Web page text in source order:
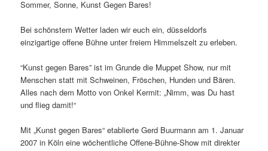
Sommer, Sonne, Kunst Gegen Bares!
Bei schönstem Wetter laden wir euch ein, düsseldorfs
einzigartige offene Bühne unter freiem Himmelszelt zu erleben.
“Kunst gegen Bares” ist im Grunde die Muppet Show, nur mit
Menschen statt mit Schweinen, Fröschen, Hunden und Bären.
Alles nach dem Motto von Onkel Kermit: „Nimm, was Du hast
und flieg damit!“
Mit „Kunst gegen Bares“ etablierte Gerd Buurmann am 1. Januar
2007 in Köln eine wöchentliche Offene-Bühne-Show mit direkter